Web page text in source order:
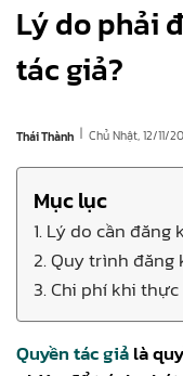
Lý do phải
tác giả?
Thái Thành | Chủ Nhật, 12/11/
Mục lục
1. Lý do cần đăng
2. Quy trình
3. Chi phí khi
Quyền tác giảlà